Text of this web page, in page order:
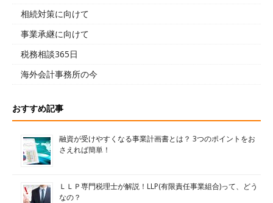
相続対策に向けて
事業承継に向けて
税務相談365日
海外会計事務所の今
おすすめ記事
融資が受けやすくなる事業計画書とは？ 3つのポイントをお
さえれば簡単！
ＬＬＰ専門税理士が解説！LLP(有限責任事業組合)って、どう
なの？